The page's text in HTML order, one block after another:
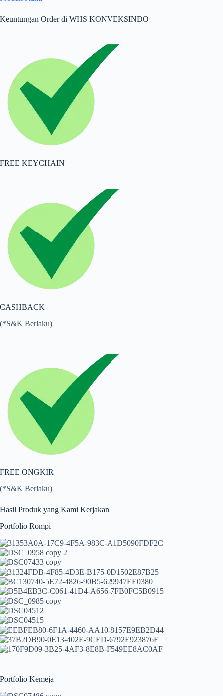
Keuntungan Order di WHS KONVEKSINDO
FREE KEYCHAIN
CASHBACK
(*S&K Berlaku)
FREE ONGKIR
(*S&K Berlaku)
Hasil Produk yang Kami Kerjakan
Portfolio Rompi
Portfolio Kemeja